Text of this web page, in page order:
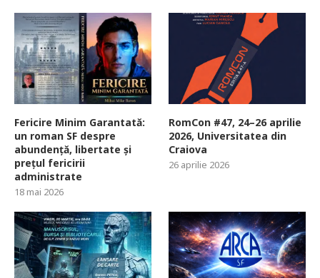
Fericire Minim Garantată:
un roman SF despre
abundență, libertate și
prețul fericirii
administrate
18 mai 2026
RomCon #47, 24–26 aprilie
2026, Universitatea din
Craiova
26 aprilie 2026